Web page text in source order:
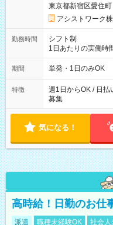
東京都新宿区愛住町
アシストワーク
勤務時間
シフト制
1日あたりの実働時
勤務 勤務：月・水・金 休
可能です！ ※1日あたりの最大実働時間は日勤、夜勤共に勤務し
期間 単発・1日のみOK
特徴
週1日からOK / 日払
募集
気になる！
高時給！日勤のお仕
派遣 職種未経験OK 社会人